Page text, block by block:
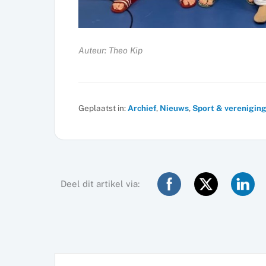
Auteur: Theo Kip
Geplaatst in:Archief, Nieuws,Sport &
Deel dit artikel via: